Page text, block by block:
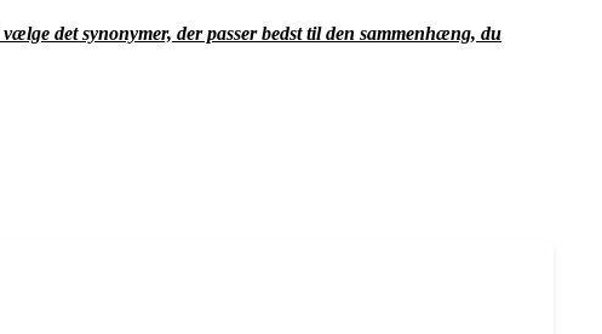
det synonymer, der passer bedst til den sammenhæng, du